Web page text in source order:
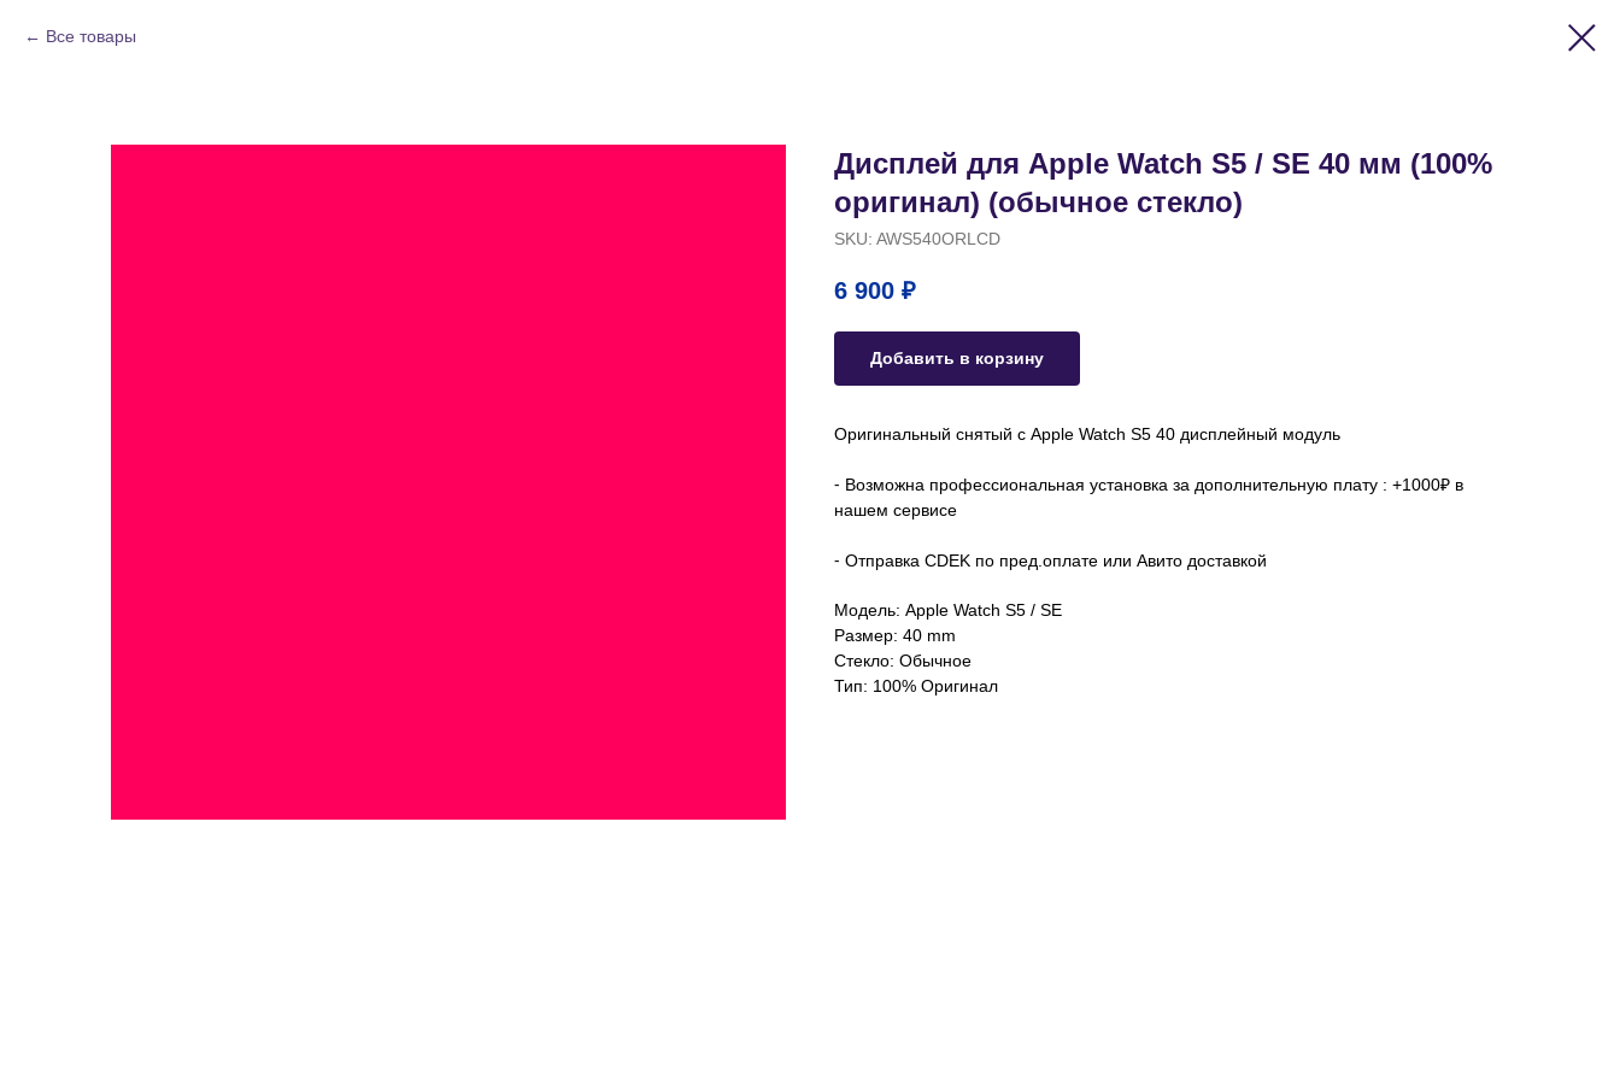
Все товары
Дисплей для Apple Watch S5 / SE 40 мм (100%
оригинал) (обычное стекло)
SKU: AWS540ORLCD
6 900 ₽
Добавить в корзину
Оригинальный снятый с Apple Watch S5 40 дисплейный модуль
⁃ Возможна профессиональная установка за дополнительную плату : +1000₽ в
нашем сервисе
⁃ Отправка CDEK по пред.оплате или Авито доставкой
Модель: Apple Watch S5 / SE
Размер: 40 mm
Стекло: Обычное
Тип: 100% Оригинал